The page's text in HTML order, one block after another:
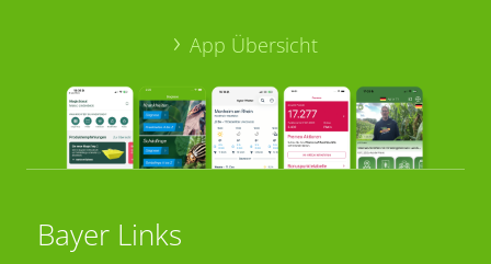
App Übersicht
Bayer Links